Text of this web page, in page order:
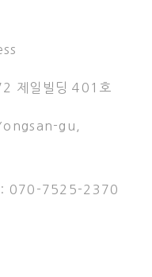
제일빌딩 401호
gu,
: 070-7525-2370